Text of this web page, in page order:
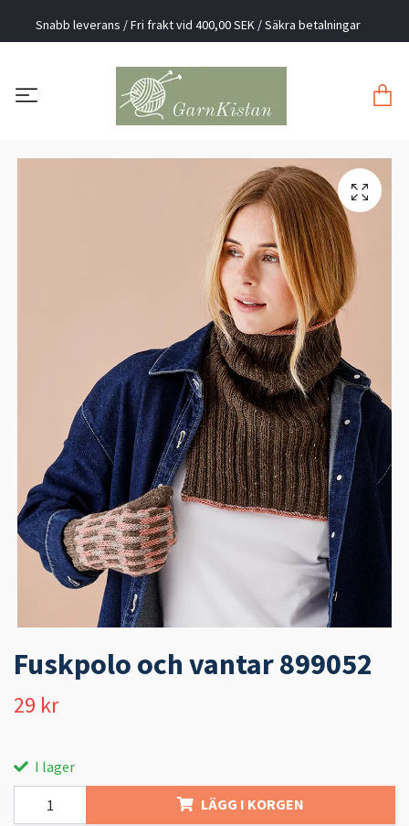
Snabb leverans / Fri frakt vid 400,00 SEK / Säkra betalningar
Fuskpolo och vantar 899052
29 kr
I lager
LÄGG I KORGEN